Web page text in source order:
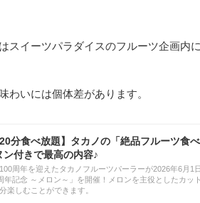
スイーツパラダイスのフルーツ企画内
わいには個体差があります。
分食べ放題】タカノの「絶品フルーツ食
ン付きで最高の内容♪
周年を迎えたタカノフルーツパーラーが2026年6月1
年記念 ～メロン～」を開催！メロンを主役としたカッ
楽しむことができます。